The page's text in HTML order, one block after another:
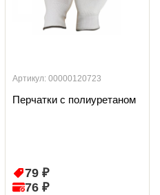
Артикул: 00000120723
Перчатки с полиуретаном
79 ₽
76 ₽